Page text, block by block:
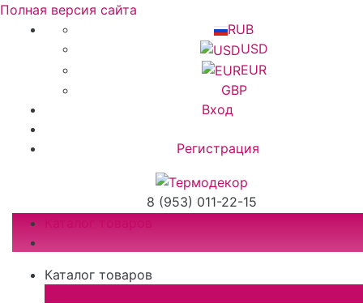
Полная версия сайта
RUB
USD
EUR
GBP
Вход
Регистрация
8 (953) 011-22-15
Каталог товаров